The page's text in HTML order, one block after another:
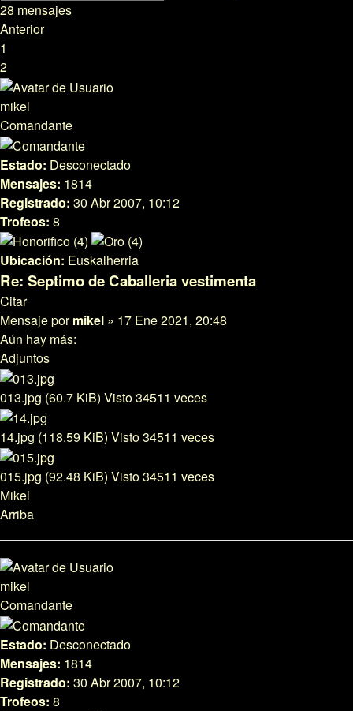
28 mensajes
Anterior
1
2
mikel
Comandante
Estado: Desconectado
Mensajes: 1814
Registrado: 30 Abr 2007, 10:12
Trofeos: 8
Ubicación: Euskalherria
Re: Septimo de Caballeria vestimenta
Citar
Mensajepormikel » 17 Ene 2021, 20:48
Aún hay más:
Adjuntos
013.jpg (60.7 KiB) Visto 34511 veces
14.jpg (118.59 KiB) Visto 34511 veces
015.jpg (92.48 KiB) Visto 34511 veces
Mikel
Arriba
mikel
Comandante
Estado: Desconectado
Mensajes: 1814
Registrado: 30 Abr 2007, 10:12
Trofeos: 8